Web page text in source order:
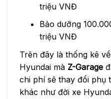
triệu VNĐ
Bảo dưỡng
triệu VNĐ
Trên đây là thống kê
Hyundai mà Z-Garage
chi phí sẽ thay đổi phụ
khác như đời xe